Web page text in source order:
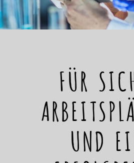
FÜR
UND